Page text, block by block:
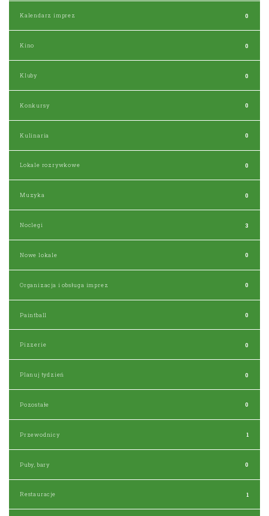
Kalendarz imprez 0
Kino 0
Kluby 0
Konkursy 0
Kulinaria 0
Lokale rozrywkowe 0
Muzyka 0
Noclegi 3
Nowe lokale 0
Organizacja i obsługa imprez 0
Paintball 0
Pizzerie 0
Planuj tydzień 0
Pozostałe 0
Przewodnicy 1
Puby, bary 0
Restauracje 1